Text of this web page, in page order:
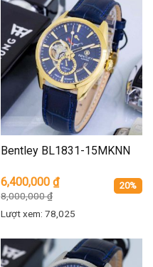
Bentley BL1831-15MKNN
6,400,000 ₫
8,000,000₫
20%
Lượt xem: 78,025